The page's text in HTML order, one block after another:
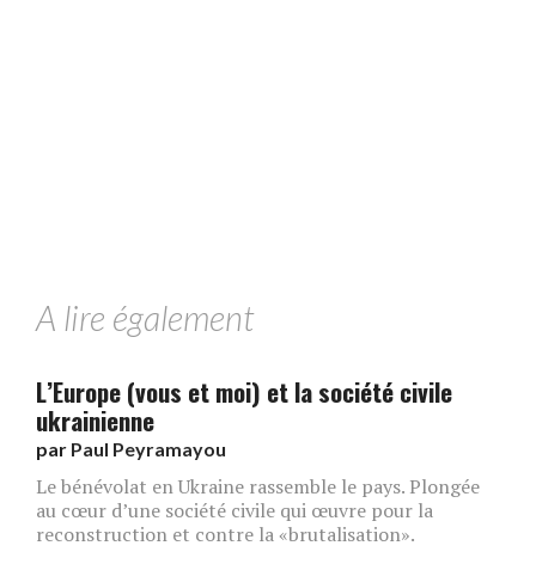
A lire également
L’Europe (vous et moi) et la société civile
ukrainienne
par Paul Peyramayou
Le bénévolat en Ukraine rassemble le pays. Plongée
au cœur d’une société civile qui œuvre pour la
reconstruction et contre la «brutalisation».